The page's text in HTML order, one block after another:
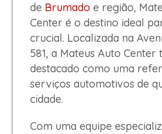
de Brumado e região,
Center é o destino ideal
crucial. Localizada na
581, a Mateus Auto Center
destacado como uma
serviços automotivos de
cidade.
Com uma equipe